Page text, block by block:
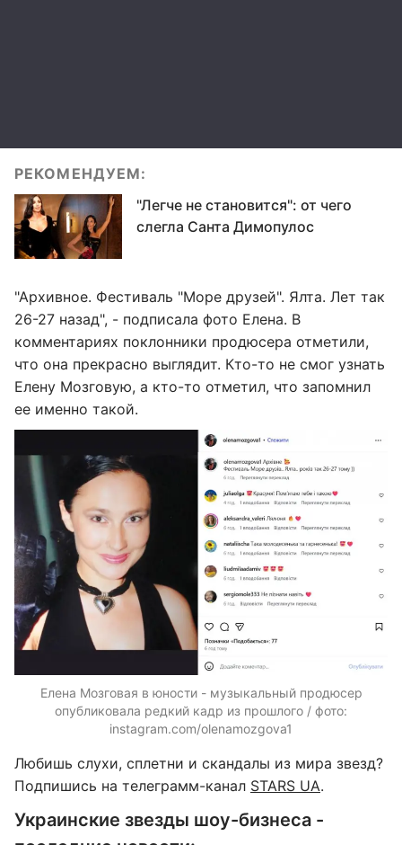
РЕКОМЕНДУЕМ:
"Легче не становится": от чего
слегла Санта Димопулос
"Архивное. Фестиваль "Море друзей". Ялта. Лет так
26-27 назад", - подписала фото Елена. В
комментариях поклонники продюсера отметили,
что она прекрасно выглядит. Кто-то не смог узнать
Елену Мозговую, а кто-то отметил, что запомнил
ее именно такой.
Елена Мозговая в юности - музыкальный продюсер
опубликовала редкий кадр из прошлого / фото:
instagram.com/olenamozgova1
Любишь слухи, сплетни и скандалы из мира звезд?
Подпишись на телеграмм-канал STARS UA.
Украинские звезды шоу-бизнеса -